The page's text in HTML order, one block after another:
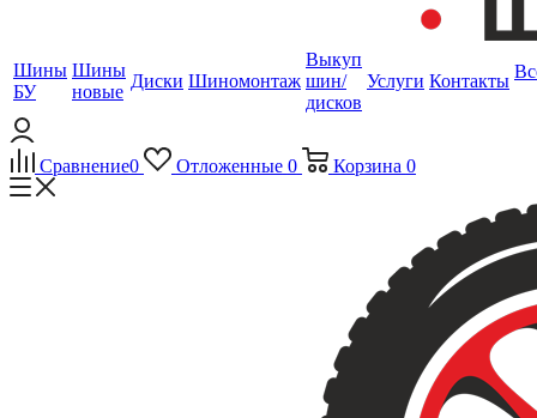
Шины
БУ
Шины
новые
Диски Шиномонтаж
Выкуп
шин/
дисков
Услуги Контакты
Сравнение0 Отложенные 0 Корзина 0